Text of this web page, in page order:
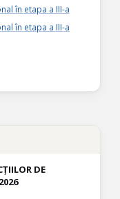
în etapa a III-a
în etapa a III-a
DE